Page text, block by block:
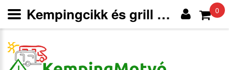
0
Kempingcikk és grill webáruház